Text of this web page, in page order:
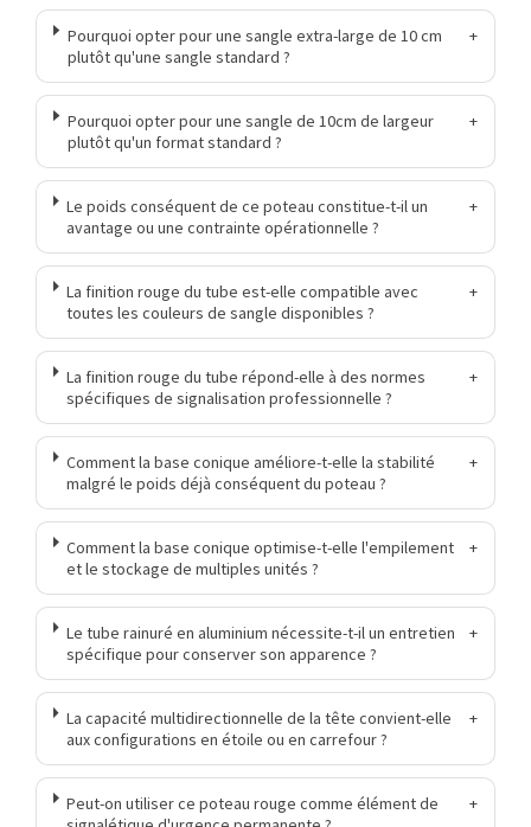
Pourquoi opter pour une sangle extra-large de 10 cm
plutôt qu'une sangle standard ?
+
Pourquoi opter pour une sangle de 10cm de largeur
plutôt qu'un format standard ?
+
Le poids conséquent de ce poteau constitue-t-il un
avantage ou une contrainte opérationnelle ?
+
La finition rouge du tube est-elle compatible avec
toutes les couleurs de sangle disponibles ?
+
La finition rouge du tube répond-elle à des normes
spécifiques de signalisation professionnelle ?
+
Comment la base conique améliore-t-elle la stabilité
malgré le poids déjà conséquent du poteau ?
+
Comment la base conique optimise-t-elle l'empilement
et le stockage de multiples unités ?
+
Le tube rainuré en aluminium nécessite-t-il un entretien
spécifique pour conserver son apparence ?
+
La capacité multidirectionnelle de la tête convient-elle
aux configurations en étoile ou en carrefour ?
+
Peut-on utiliser ce poteau rouge comme élément de
+